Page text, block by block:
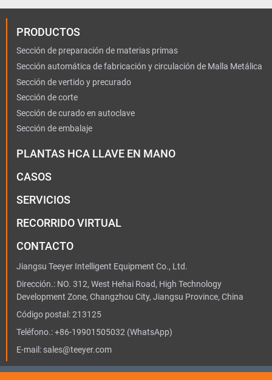
PRODUCTOS
Sección de preparación de materias primas
Sección automática de fabricación y circulación de Malla Metálica
Sección de vertido y precurado
Sección de corte
Sección de curado en autoclave
Sección de embalaje
PLANTAS HCA LLAVE EN MANO
CASOS
SERVICIOS
RECORRIDO VIRTUAL
CONTACTO
Jiangsu Teeyer Intelligent Equipment Co., Ltd.
Dirección.: NO. 312, West Hehai Road, High Technology
Development Zone, Changzhou City, Jiangsu Province, China
Código postal: 213125
Teléfono.:+86-19901505032(WhatsApp)
E-mail: sales@teeyer.com